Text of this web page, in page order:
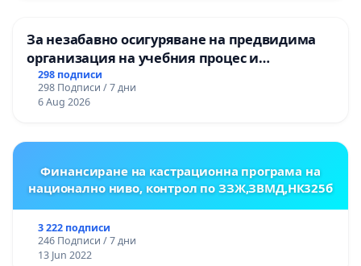
За незабавно осигуряване на предвидима
организация на учебния процес и
гарантиране на правото на равнопоставено
и качествено образование на учениците от
ОУ „Княз Александър I“ и Хуманитарна
298 подписи
298 Подписи / 7 дни
6 Aug 2026
Финансиране на кастрационна програма на
национално ниво, контрол по ЗЗЖ,ЗВМД,НК325б
3 222 подписи
246 Подписи / 7 дни
13 Jun 2022